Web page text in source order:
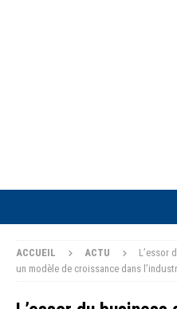
ACCUEIL ACTU
L’essor
un modèle de croissance dans